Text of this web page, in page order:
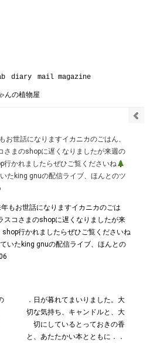
diary mail magazine
んの植物屋
お世話になります︎イカニカのごはん、
まのshopに遅くなりましたが来週の
行かれましたらぜひご覧くださいね
たking gnuの配信ライブ、ほんとのツ
．日が暮れてまいりました。大
切な気持ち、キャンドルと、大
切にしているとっておきの香
と、あたたかい本とともに︎．．